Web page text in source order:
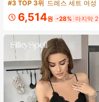
#3 TOP 3위 드레스 세트 여성
6,514원 -28% 마지막 2